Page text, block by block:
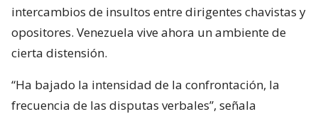
intercambios de insultos entre dirigentes chavistas y
opositores. Venezuela vive ahora un ambiente de
cierta distensión.
“Ha bajado la intensidad de la confrontación, la
frecuencia de las disputas verbales”, señala